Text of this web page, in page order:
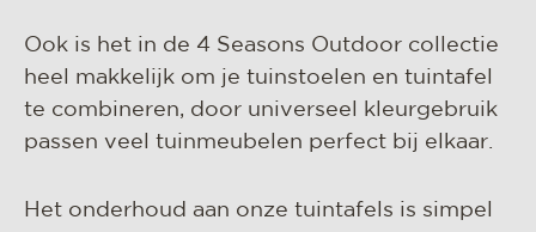
Ook is het in de 4 Seasons Outdoor collectie
heel makkelijk om je tuinstoelen en tuintafel
te combineren, door universeel kleurgebruik
passen veel tuinmeubelen perfect bij elkaar.
Het onderhoud aan onze tuintafels is simpel